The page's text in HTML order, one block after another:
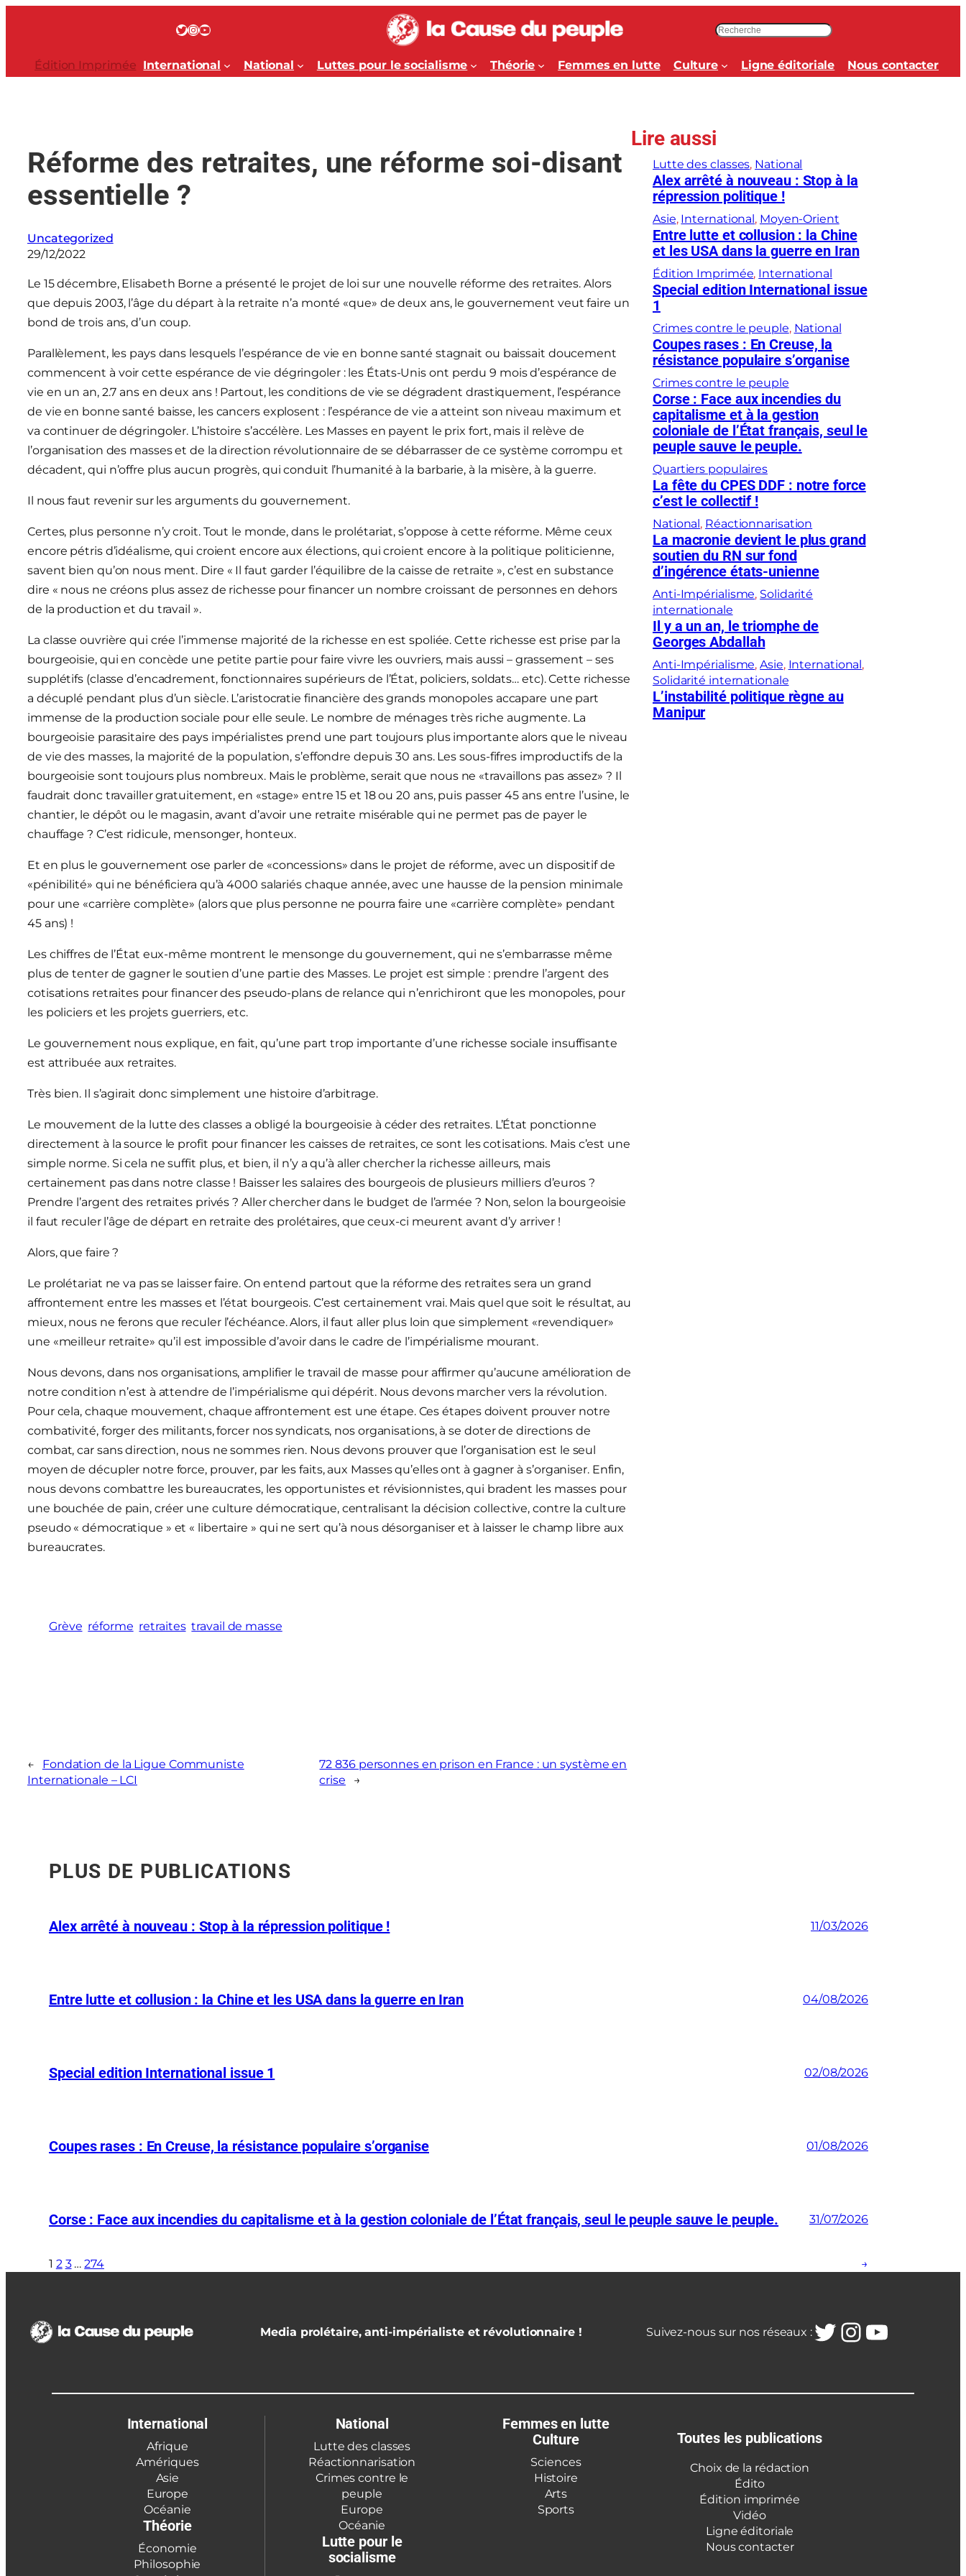
Twitter InstagramYouTube
c
h
h
r
Édition Imprimée International National Luttes pour le socialisme Théorie Femmes en lutte Culture Ligne éditoriale Nous contacter
Réforme des retraites, une réforme soi-disant
essentielle ?
Uncategorized
29/12/2022
Le 15 décembre, Elisabeth Borne a présenté le projet de loi sur une nouvelle réforme des retraites. Alors
que depuis 2003, l’âge du départ à la retraite n’a monté «que» de deux ans, le gouvernement veut faire un
bond de trois ans, d’un coup.
Parallèlement, les pays dans lesquels l’espérance de vie en bonne santé stagnait ou baissait doucement
commencent à voir cette espérance de vie dégringoler : les États-Unis ont perdu 9 mois d’espérance de
vie en un an, 2.7 ans en deux ans ! Partout, les conditions de vie se dégradent drastiquement, l’espérance
de vie en bonne santé baisse, les cancers explosent : l’espérance de vie a atteint son niveau maximum et
va continuer de dégringoler. L’histoire s’accélère. Les Masses en payent le prix fort, mais il relève de
l’organisation des masses et de la direction révolutionnaire de se débarrasser de ce système corrompu et
décadent, qui n’offre plus aucun progrès, qui conduit l’humanité à la barbarie, à la misère, à la guerre.
Il nous faut revenir sur les arguments du gouvernement.
Certes, plus personne n’y croit. Tout le monde, dans le prolétariat, s’oppose à cette réforme. Même ceux
encore pétris d’idéalisme, qui croient encore aux élections, qui croient encore à la politique politicienne,
savent bien qu’on nous ment. Dire « Il faut garder l’équilibre de la caisse de retraite », c’est en substance
dire « nous ne créons plus assez de richesse pour financer un nombre croissant de personnes en dehors
de la production et du travail ».
La classe ouvrière qui crée l’immense majorité de la richesse en est spoliée. Cette richesse est prise par la
bourgeoisie, qui en concède une petite partie pour faire vivre les ouvriers, mais aussi – grassement – ses
supplétifs (classe d’encadrement, fonctionnaires supérieurs de l’État, policiers, soldats… etc). Cette richesse
a décuplé pendant plus d’un siècle. L’aristocratie financière des grands monopoles accapare une part
immense de la production sociale pour elle seule. Le nombre de ménages très riche augmente. La
bourgeoisie parasitaire des pays impérialistes prend une part toujours plus importante alors que le niveau
de vie des masses, la majorité de la population, s’effondre depuis 30 ans. Les sous-fifres improductifs de la
bourgeoisie sont toujours plus nombreux. Mais le problème, serait que nous ne «travaillons pas assez» ? Il
faudrait donc travailler gratuitement, en «stage» entre 15 et 18 ou 20 ans, puis passer 45 ans entre l’usine, le
chantier, le dépôt ou le magasin, avant d’avoir une retraite misérable qui ne permet pas de payer le
chauffage ? C’est ridicule, mensonger, honteux.
Et en plus le gouvernement ose parler de «concessions» dans le projet de réforme, avec un dispositif de
«pénibilité» qui ne bénéficiera qu’à 4000 salariés chaque année, avec une hausse de la pension minimale
pour une «carrière complète» (alors que plus personne ne pourra faire une «carrière complète» pendant
45 ans) !
Les chiffres de l’État eux-même montrent le mensonge du gouvernement, qui ne s’embarrasse même
plus de tenter de gagner le soutien d’une partie des Masses. Le projet est simple : prendre l’argent des
cotisations retraites pour financer des pseudo-plans de relance qui n’enrichiront que les monopoles, pour
les policiers et les projets guerriers, etc.
Le gouvernement nous explique, en fait, qu’une part trop importante d’une richesse sociale insuffisante
est attribuée aux retraites.
Très bien. Il s’agirait donc simplement une histoire d’arbitrage.
Le mouvement de la lutte des classes a obligé la bourgeoisie à céder des retraites. L’État ponctionne
directement à la source le profit pour financer les caisses de retraites, ce sont les cotisations. Mais c’est une
simple norme. Si cela ne suffit plus, et bien, il n’y a qu’à aller chercher la richesse ailleurs, mais
certainement pas dans notre classe ! Baisser les salaires des bourgeois de plusieurs milliers d’euros ?
Prendre l’argent des retraites privés ? Aller chercher dans le budget de l’armée ? Non, selon la bourgeoisie
il faut reculer l’âge de départ en retraite des prolétaires, que ceux-ci meurent avant d’y arriver !
Alors, que faire ?
Le prolétariat ne va pas se laisser faire. On entend partout que la réforme des retraites sera un grand
affrontement entre les masses et l’état bourgeois. C’est certainement vrai. Mais quel que soit le résultat, au
mieux, nous ne ferons que reculer l’échéance. Alors, il faut aller plus loin que simplement «revendiquer»
une «meilleur retraite» qu’il est impossible d’avoir dans le cadre de l’impérialisme mourant.
Nous devons, dans nos organisations, amplifier le travail de masse pour affirmer qu’aucune amélioration de
notre condition n’est à attendre de l’impérialisme qui dépérit. Nous devons marcher vers la révolution.
Pour cela, chaque mouvement, chaque affrontement est une étape. Ces étapes doivent prouver notre
combativité, forger des militants, forcer nos syndicats, nos organisations, à se doter de directions de
combat, car sans direction, nous ne sommes rien. Nous devons prouver que l’organisation est le seul
moyen de décupler notre force, prouver, par les faits, aux Masses qu’elles ont à gagner à s’organiser. Enfin,
nous devons combattre les bureaucrates, les opportunistes et révisionnistes, qui bradent les masses pour
une bouchée de pain, créer une culture démocratique, centralisant la décision collective, contre la culture
pseudo « démocratique » et « libertaire » qui ne sert qu’à nous désorganiser et à laisser le champ libre aux
bureaucrates.
Grève réforme retraites travail de masse
←
Fondation de la Ligue Communiste
Internationale – LCI
72 836 personnes en prison en France : un système en
crise
→
Lire aussi
Lutte des classes, National
Alex arrêté à nouveau : Stop à la
répression politique !
Asie, International, Moyen-Orient
Entre lutte et collusion : la Chine
et les USA dans la guerre en Iran
Édition Imprimée, International
Special edition International issue
1
Crimes contre le peuple, National
Coupes rases : En Creuse, la
résistance populaire s’organise
Crimes contre le peuple
Corse : Face aux incendies du
capitalisme et à la gestion
coloniale de l’État français, seul le
peuple sauve le peuple.
Quartiers populaires
La fête du CPES DDF : notre force
c’est le collectif !
National, Réactionnarisation
La macronie devient le plus grand
soutien du RN sur fond
d’ingérence états-unienne
Anti-Impérialisme, Solidarité
internationale
Il y a un an, le triomphe de
Georges Abdallah
Anti-Impérialisme, Asie, International
Solidarité internationale
L’instabilité politique règne au
Manipur
PLUS DE PUBLICATIONS
Alex arrêté à nouveau : Stop à la répression politique ! 11/03/2026
Entre lutte et collusion : la Chine et les USA dans la guerre en Iran 04/08/2026
Special edition International issue 1 02/08/2026
Coupes rases : En Creuse, la résistance populaire s’organise 01/08/2026
Corse : Face aux incendies du capitalisme et à la gestion coloniale de l’État français, seul le peuple sauve le peuple. 31/07/2026
1 2 3 … 274 →
Media prolétaire, anti-impérialiste et révolutionnaire ! Suivez-nous sur nos réseaux :Twitter
International
Afrique
Amériques
Asie
Europe
Océanie
Théorie
Économie
Philosophie
National
Lutte des classes
Réactionnarisation
Crimes contre le
peuple
Europe
Océanie
Lutte pour le
socialisme
Femmes en lutte
Culture
Sciences
Histoire
Arts
Sports
Toutes les publications
Choix de la rédaction
Édito
Édition imprimée
Vidéo
Ligne éditoriale
Nous contacter